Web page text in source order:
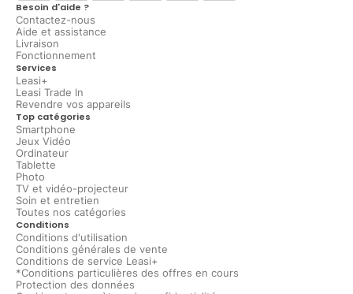
Besoin d'aide ?
Contactez-nous
Aide et assistance
Livraison
Fonctionnement
Services
Leasi+
Leasi Trade In
Revendre vos appareils
Top catégories
Smartphone
Jeux Vidéo
Ordinateur
Tablette
Photo
TV et vidéo-projecteur
Soin et entretien
Toutes nos catégories
Conditions
Conditions d'utilisation
Conditions générales de vente
Conditions de service Leasi+
*Conditions particulières des offres en cours
Protection des données